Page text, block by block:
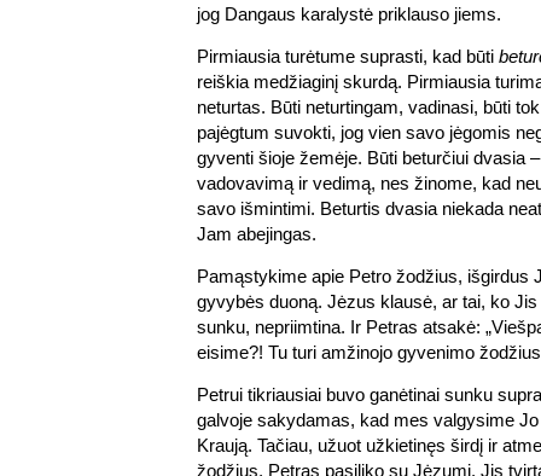
jog Dangaus karalystė priklauso jiems.
Pirmiausia turėtume suprasti, kad būti
reiškia medžiaginį skurdą. Pirmiausia
neturtas. Būti neturtingam, vadinasi, būti
pajėgtum suvokti, jog vien savo jėgomis
gyventi šioje žemėje. Būti beturčiui dvasia
vadovavimą ir vedimą, nes žinome, kad
savo išmintimi. Beturtis dvasia niekada
Jam abejingas.
Pamąstykime apie Petro žodžius, išgirdus
gyvybės duoną. Jėzus klausė, ar tai, ko
sunku, nepriimtina. Ir Petras atsakė:
eisime?! Tu turi amžinojo gyvenimo
Petrui tikriausiai buvo ganėtinai sunku
galvoje sakydamas, kad mes valgysime
Kraują. Tačiau, užuot užkietinęs širdį ir
žodžius, Petras pasiliko su Jėzumi. Jis